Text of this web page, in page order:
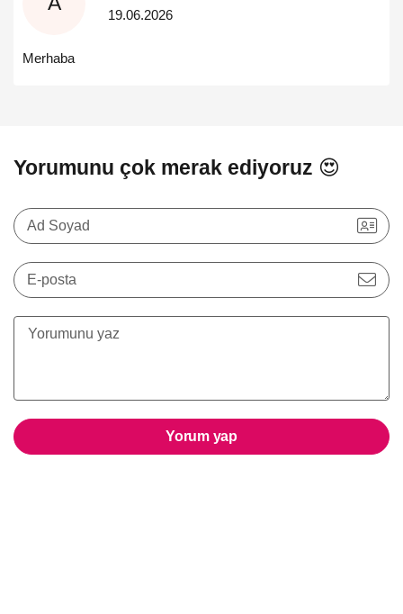
19.06.2026
Merhaba
Yorumunu çok merak ediyoruz 😍
Ad Soyad
E-posta
Yorum yap